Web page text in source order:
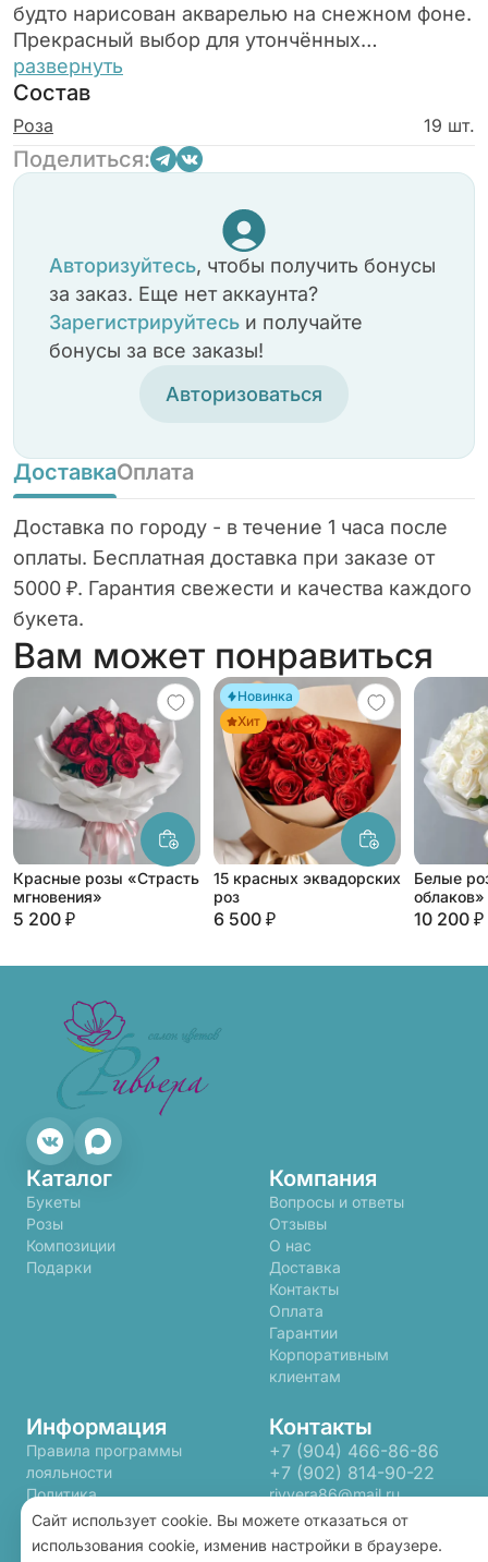
будто нарисован акварелью на снежном фоне.
Прекрасный выбор для утончённых
поздравлений и романтичных встреч.
Белоснежные оттенки создают ощущение
лёгкости и покоя.
развернуть
Состав
Роза 19 шт.
Поделиться:
Авторизуйтесь, чтобы получить бонусы
за заказ. Еще нет аккаунта?
Зарегистрируйтесь и получайте
бонусы за все заказы!
Авторизоваться
ДоставкаОплата
Доставка по городу - в течение 1 часа после
оплаты. Бесплатная доставка при заказе от
5000 ₽. Гарантия свежести и качества каждого
букета.
Вам может понравиться
Красные розы «Страсть
мгновения»
5 200 ₽
Новинка
Хит
15 красных эквадорских
роз
6 500 ₽
Белые
облаков»
10 200 ₽
Каталог
Букеты
Розы
Композиции
Подарки
Компания
Вопросы и ответы
Отзывы
О нас
Доставка
Контакты
Оплата
Гарантии
Корпоративным
клиентам
Информация
Правила программы
лояльности
Политика
конфиденциальности
Контакты
+7 (904) 466-86-86
+7 (902) 814-90-22
rivyera86@mail.ru
Сайт использует cookie. Вы можете отказаться от
использования cookie, изменив настройки в браузере.